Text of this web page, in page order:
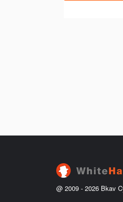
@ 2009 - 2026 Bkav